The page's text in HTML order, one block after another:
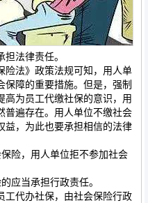
法律责任。
法》政策法规可知，用人单
障的重要措施。但是，强制
高为员工代缴社保的意识，用
普遍存在。用人单位不缴社会
益，为此也要承担相信的法律
，用人单位拒不参加社会
当承担行政责任。
代办社保，由社会保险行政